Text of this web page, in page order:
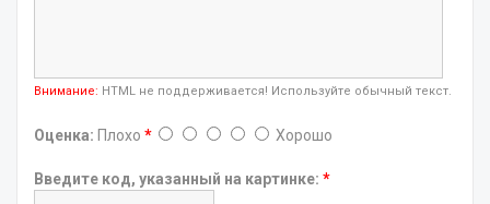
Внимание: HTML не поддерживается! Используйте обычный текст.
Оценка: Плохо * Хорошо
Введите код, указанный на картинке: *